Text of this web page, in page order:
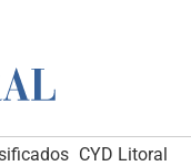
CYD Litoral